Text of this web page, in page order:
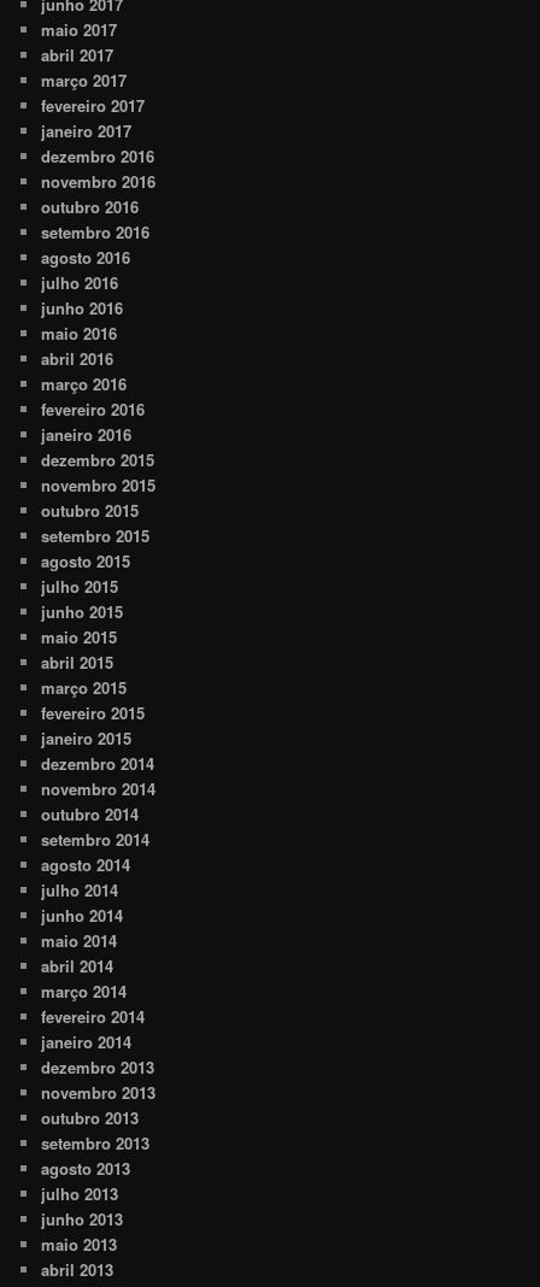
maio 2017
abril 2017
março 2017
fevereiro 2017
janeiro 2017
dezembro 2016
novembro 2016
outubro 2016
setembro 2016
agosto 2016
julho 2016
junho 2016
maio 2016
abril 2016
março 2016
fevereiro 2016
janeiro 2016
dezembro 2015
novembro 2015
outubro 2015
setembro 2015
agosto 2015
julho 2015
junho 2015
maio 2015
abril 2015
março 2015
fevereiro 2015
janeiro 2015
dezembro 2014
novembro 2014
outubro 2014
setembro 2014
agosto 2014
julho 2014
junho 2014
maio 2014
abril 2014
março 2014
fevereiro 2014
janeiro 2014
dezembro 2013
novembro 2013
outubro 2013
setembro 2013
agosto 2013
julho 2013
junho 2013
maio 2013
abril 2013